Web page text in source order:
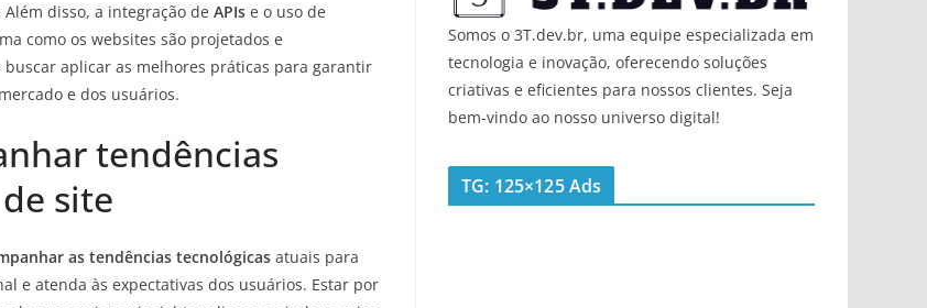
disso, a integração de APIs e o uso de
como os websites são projetados e
aplicar as melhores práticas para garantir
e dos usuários.
tendências
site
as tendências tecnológicas atuais para
e atenda às expectativas dos usuários. Estar por
Somos o 3T.dev.br, uma equipe especializada em
tecnologia e inovação, oferecendo soluções
criativas e eficientes para nossos clientes. Seja
bem-vindo ao nosso universo digital!
TG: 125×125 Ads